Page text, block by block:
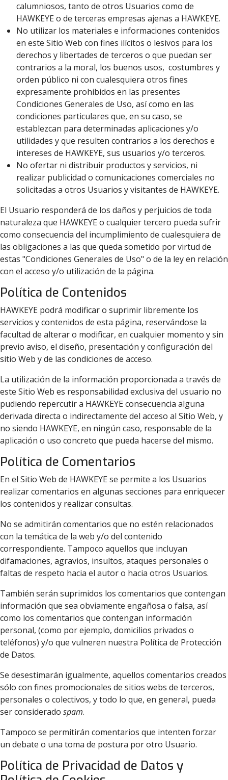
calumniosos, tanto de otros Usuarios como de
HAWKEYE o de terceras empresas ajenas a HAWKEYE.
No utilizar los materiales e informaciones contenidos
en este Sitio Web con fines ilícitos o lesivos para los
derechos y libertades de terceros o que puedan ser
contrarios a la moral, los buenos usos, costumbres y
orden público ni con cualesquiera otros fines
expresamente prohibidos en las presentes
Condiciones Generales de Uso, así como en las
condiciones particulares que, en su caso, se
establezcan para determinadas aplicaciones y/o
utilidades y que resulten contrarios a los derechos e
intereses de HAWKEYE, sus usuarios y/o terceros.
No ofertar ni distribuir productos y servicios, ni
realizar publicidad o comunicaciones comerciales no
solicitadas a otros Usuarios y visitantes de HAWKEYE.
El Usuario responderá de los daños y perjuicios de toda
naturaleza que HAWKEYE o cualquier tercero pueda sufrir
como consecuencia del incumplimiento de cualesquiera de
las obligaciones a las que queda sometido por virtud de
estas "Condiciones Generales de Uso" o de la ley en relación
con el acceso y/o utilización de la página.
Política de Contenidos
HAWKEYE podrá modificar o suprimir libremente los
servicios y contenidos de esta página, reservándose la
facultad de alterar o modificar, en cualquier momento y sin
previo aviso, el diseño, presentación y configuración del
sitio Web y de las condiciones de acceso.
La utilización de la información proporcionada a través de
este Sitio Web es responsabilidad exclusiva del usuario no
pudiendo repercutir a HAWKEYE consecuencia alguna
derivada directa o indirectamente del acceso al Sitio Web, y
no siendo HAWKEYE, en ningún caso, responsable de la
aplicación o uso concreto que pueda hacerse del mismo.
Política de Comentarios
En el Sitio Web de HAWKEYE se permite a los Usuarios
realizar comentarios en algunas secciones para enriquecer
los contenidos y realizar consultas.
No se admitirán comentarios que no estén relacionados
con la temática de la web y/o del contenido
correspondiente. Tampoco aquellos que incluyan
difamaciones, agravios, insultos, ataques personales o
faltas de respeto hacia el autor o hacia otros Usuarios.
También serán suprimidos los comentarios que contengan
información que sea obviamente engañosa o falsa, así
como los comentarios que contengan información
personal, (como por ejemplo, domicilios privados o
teléfonos) y/o que vulneren nuestra Política de Protección
de Datos.
Se desestimarán igualmente, aquellos comentarios creados
sólo con fines promocionales de sitios webs de terceros,
personales o colectivos, y todo lo que, en general, pueda
ser considerado spam.
Tampoco se permitirán comentarios que intenten forzar
un debate o una toma de postura por otro Usuario.
Política de Privacidad de Datos y